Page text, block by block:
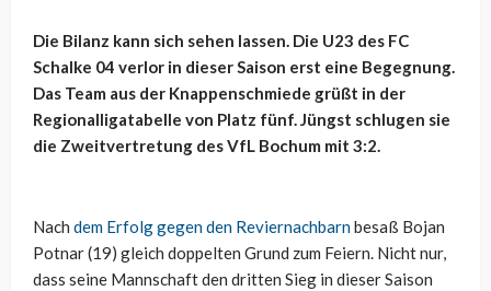
Die Bilanz kann sich sehen lassen. Die U23 des FC
Schalke 04 verlor in dieser Saison erst eine Begegnung.
Das Team aus der Knappenschmiede grüßt in der
Regionalligatabelle von Platz fünf. Jüngst schlugen sie
die Zweitvertretung des VfL Bochum mit 3:2.
Nach dem Erfolg gegen den Reviernachbarnbesaß Bojan
Potnar (19) gleich doppelten Grund zum Feiern. Nicht nur,
dass seine Mannschaft den dritten Sieg in dieser Saison